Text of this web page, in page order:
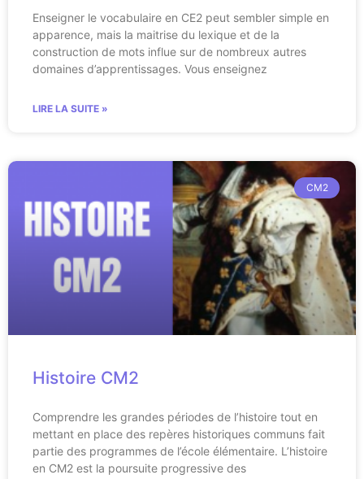
Enseigner le vocabulaire en CE2 peut sembler simple en
apparence, mais la maitrise du lexique et de la
construction de mots influe sur de nombreux autres
domaines d’apprentissages. Vous enseignez
LIRE LA SUITE »
CM2
Histoire CM2
Comprendre les grandes périodes de l’histoire tout en
mettant en place des repères historiques communs fait
partie des programmes de l’école élémentaire. L’histoire
en CM2 est la poursuite progressive des